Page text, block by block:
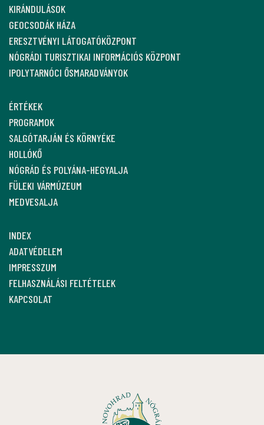
KIRÁNDULÁSOK
GEOCSODÁK HÁZA
ERESZTVÉNYI LÁTOGATÓKÖZPONT
NÓGRÁDI TURISZTIKAI INFORMÁCIÓS KÖZPONT
IPOLYTARNÓCI ŐSMARADVÁNYOK
ÉRTÉKEK
PROGRAMOK
SALGÓTARJÁN ÉS KÖRNYÉKE
HOLLÓKŐ
NÓGRÁD ÉS POLYÁNA-HEGYALJA
FÜLEKI VÁRMÚZEUM
MEDVESALJA
INDEX
ADATVÉDELEM
IMPRESSZUM
FELHASZNÁLÁSI FELTÉTELEK
KAPCSOLAT